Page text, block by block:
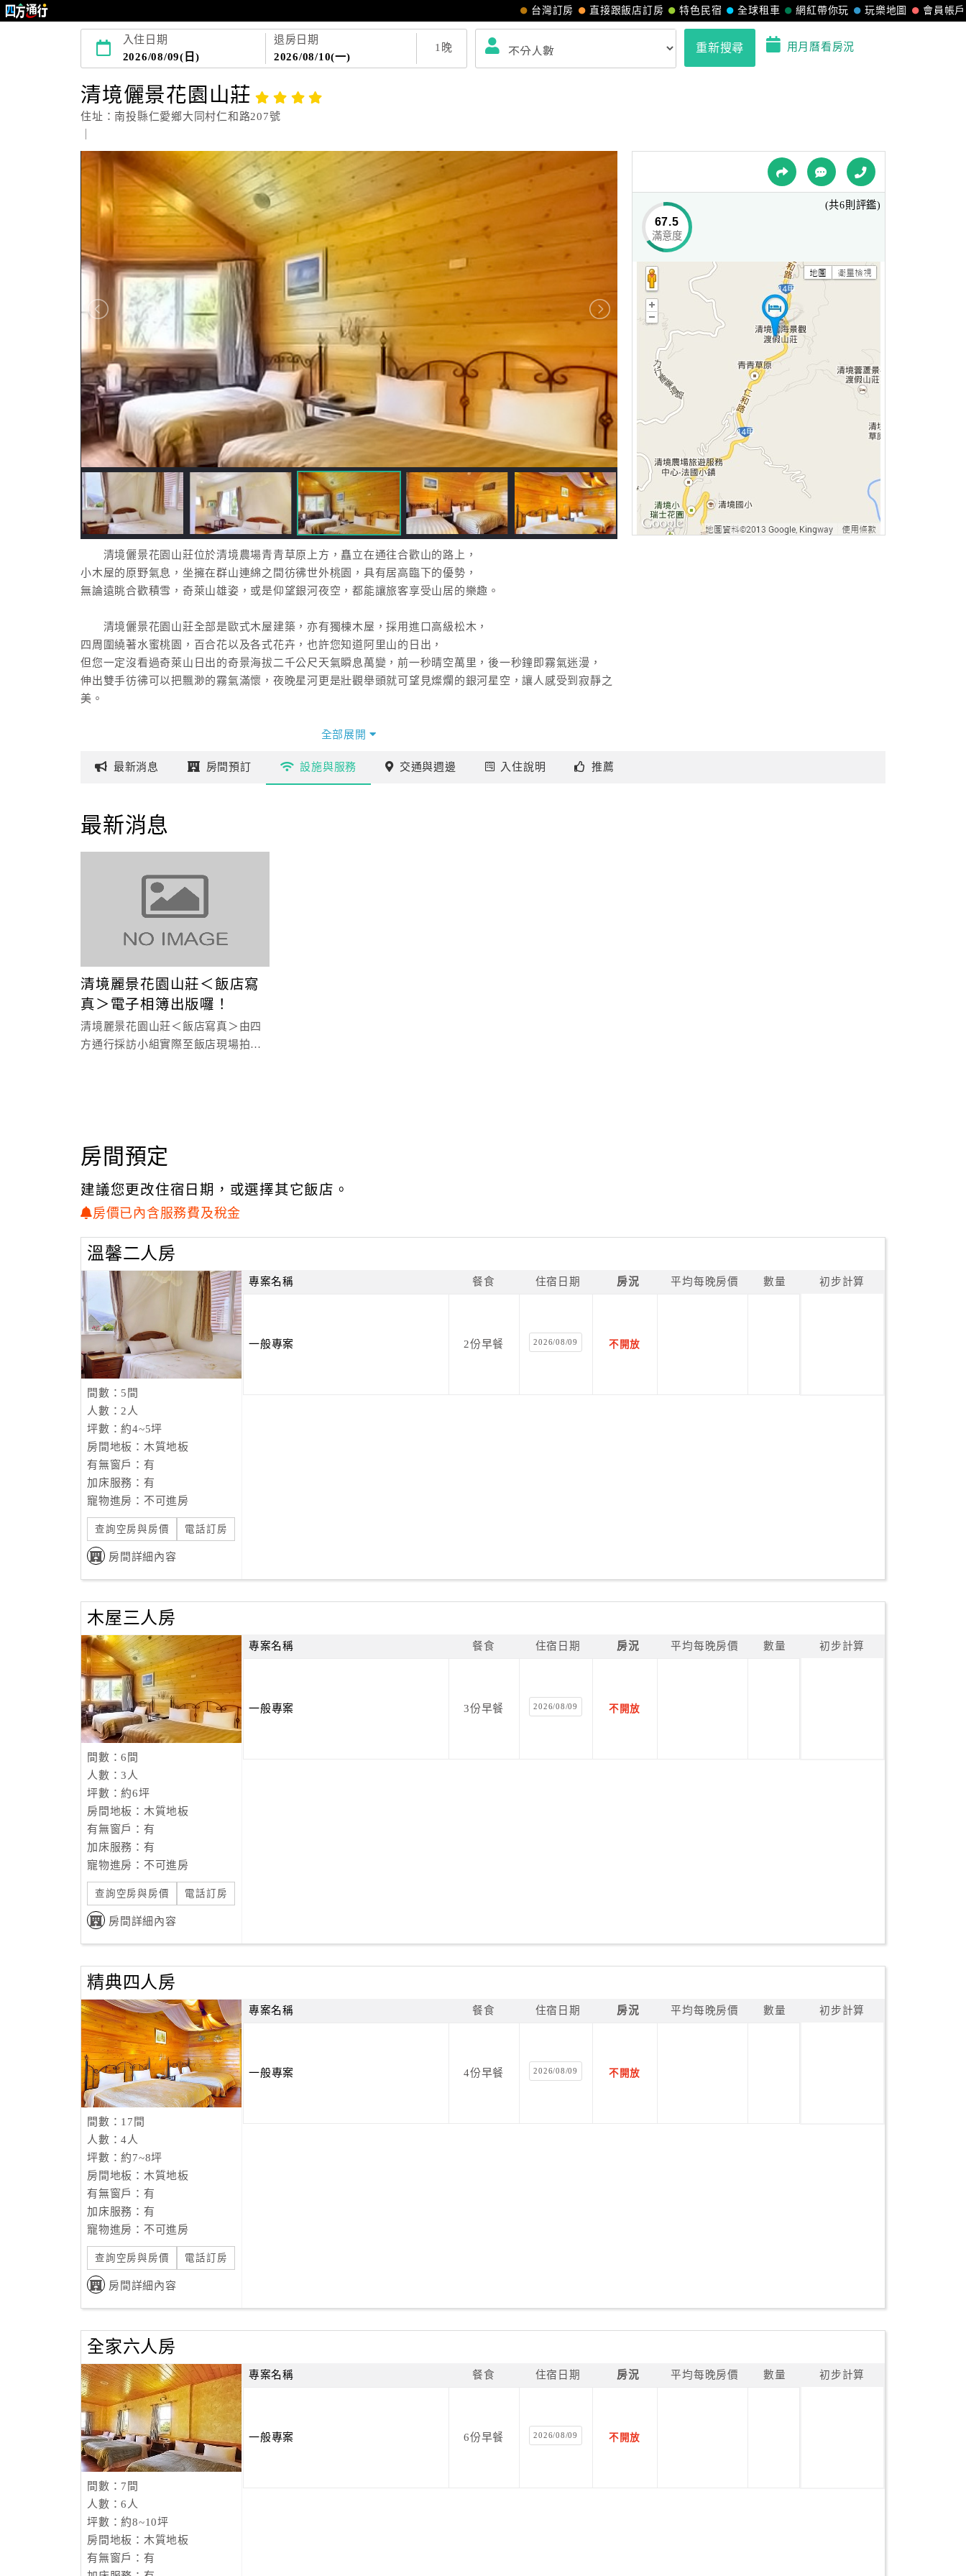
會員帳戶
玩樂地圖
網紅帶你玩
全球租車
特色民宿
直接跟飯店訂房
台灣訂房
入住日期
2026/08/09(日)
退房日期
2026/08/10(一)
1 晚 重新搜尋 用月曆看房況
清境儷景花園山莊
住址：南投縣仁愛鄉大同村仁和路207號
清境儷景花園山莊位於清境農場青青草原上方，矗立在通往合歡山的路上，
小木屋的原野氣息，坐擁在群山連綿之間彷彿世外桃園，具有居高臨下的優勢，
無論遠眺合歡積雪，奇萊山雄姿，或是仰望銀河夜空，都能讓旅客享受山居的樂趣。
清境儷景花園山莊全部是歐式木屋建築，亦有獨棟木屋，採用進口高級松木，
四周圍繞著水蜜桃園，百合花以及各式花卉，也許您知道阿里山的日出，
但您一定沒看過奇萊山日出的奇景海拔二千公尺天氣瞬息萬變，前一秒晴空萬里，後一秒鐘即霧氣迷漫，
伸出雙手彷彿可以把飄渺的霧氣滿懷，夜晚星河更是壯觀舉頭就可望見燦爛的銀河星空，讓人感受到寂靜之
美。
試想一早起床，新鮮的芬多精伴著淡淡的薰衣草香，打開窗，即見到對面山上正緩緩升起的初陽，
夜晚坐在星空下，望著滿天星斗，清風徐來，更添浪漫。
全部展開
67.5
滿意度
(共6則評鑑)
最新消息 房間預訂 設施與服務 交通與週邊 入住說明 推薦
最新消息
清境麗景花園山莊＜飯店寫
真＞電子相簿出版囉！
清境麗景花園山莊＜飯店寫真＞由四
方通行採訪小組實際至飯店現場拍
房間預定
建議您更改住宿日期，或選擇其它飯店。
房價已內含服務費及稅金
溫馨二人房
間數：5間
人數：2人
坪數：約4~5坪
房間地板：木質地板
有無窗戶：有
加床服務：有
寵物進房：不可進房
查詢空房與房價 電話訂房
房間詳細內容
專案名稱 餐食 住宿日期 房況 平均每晚房價 數量 初步計算
一般專案 2份早餐 2026/08/09 不開放
木屋三人房
間數：6間
人數：3人
坪數：約6坪
房間地板：木質地板
有無窗戶：有
加床服務：有
寵物進房：不可進房
查詢空房與房價 電話訂房
房間詳細內容
專案名稱 餐食 住宿日期 房況 平均每晚房價 數量 初步計算
一般專案 3份早餐 2026/08/09 不開放
精典四人房
間數：17間
人數：4人
坪數：約7~8坪
房間地板：木質地板
有無窗戶：有
加床服務：有
寵物進房：不可進房
查詢空房與房價 電話訂房
房間詳細內容
專案名稱 餐食 住宿日期 房況 平均每晚房價 數量 初步計算
一般專案 4份早餐 2026/08/09 不開放
全家六人房
間數：7間
人數：6人
坪數：約8~10坪
房間地板：木質地板
有無窗戶：有
專案名稱 餐食 住宿日期 房況 平均每晚房價 數量 初步計算
一般專案 6份早餐 2026/08/09 不開放